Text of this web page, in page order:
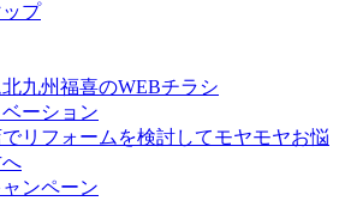
プ
九州福喜のWEBチラシ
ーション
リフォームを検討してモヤモヤお悩
ンペーン